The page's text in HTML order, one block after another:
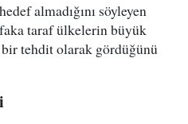
almadığını söyleyen
taraf ülkelerin büyük
tehdit olarak gördüğünü